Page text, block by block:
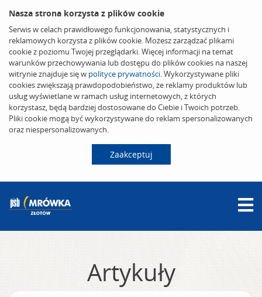
Nasza strona korzysta z plików cookie
Serwis w celach prawidłowego funkcjonowania, statystycznych i
reklamowych korzysta z plików cookie. Możesz zarządzać plikami
cookie z poziomu Twojej przeglądarki. Więcej informacji na temat
warunków przechowywania lub dostępu do plików cookies na naszej
witrynie znajduje się w polityce prywatności. Wykorzystywane pliki
cookies zwiększają prawdopodobieństwo, że reklamy produktów lub
usług wyświetlane w ramach usług internetowych, z których
korzystasz, będą bardziej dostosowane do Ciebie i Twoich potrzeb.
Pliki cookie mogą być wykorzystywane do reklam spersonalizowanych
oraz niespersonalizowanych.
Zaakceptuj
Artykuły